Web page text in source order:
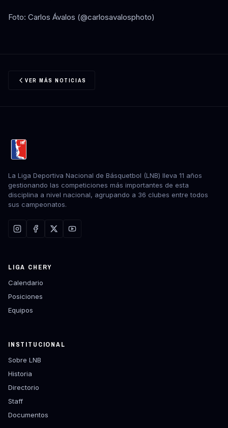
Foto: Carlos Ávalos (@carlosavalosphoto)
VER MÁS NOTICIAS
La Liga Deportiva Nacional de Básquetbol (LNB) lleva 11 años
gestionando las competiciones más importantes de esta
disciplina a nivel nacional, agrupando a 36 clubes entre todos
sus campeonatos.
LIGA CHERY
Calendario
Posiciones
Equipos
INSTITUCIONAL
Sobre LNB
Historia
Directorio
Staff
Documentos